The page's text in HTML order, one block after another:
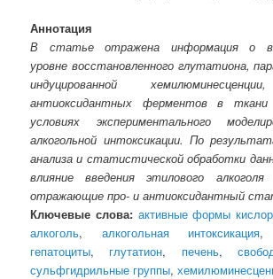
Аннотация
В статье отражена информация о
уровне восстановленного глутатиона,
индуцированной
антиоксидантных ферментов в
условиях экспериментального
алкогольной интоксикации. По
анализа и статистической обработки
влияние введения этилового
отражающие про- и антиоксидантный
Ключевые слова: активные формы
алкоголь, алкогольная интоксикация
гепатоциты, глутатион, печень,
сульфгидрильные группы,